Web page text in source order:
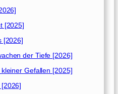
[2025]
[2026]
der Tiefe [2026]
Gefallen [2025]